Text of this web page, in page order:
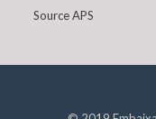
Source APS